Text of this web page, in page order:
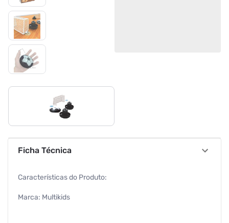
Ficha Técnica
Características do Produto:
Marca: Multikids